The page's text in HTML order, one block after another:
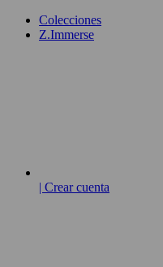
Colecciones
Z.Immerse
| Crear cuenta